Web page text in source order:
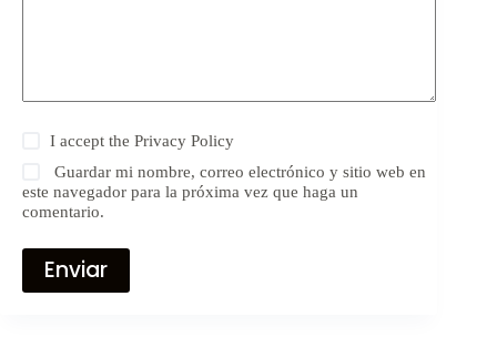
I accept thePrivacy Policy
Guardar mi nombre, correo electrónico y sitio web en
este navegador para la próxima vez que haga un
comentario.
Enviar